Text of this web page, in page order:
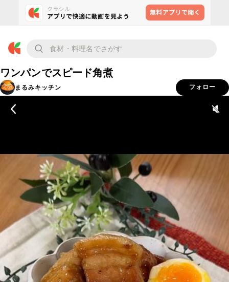
ワンパンでスピード角煮
まるみキッチン フォロー